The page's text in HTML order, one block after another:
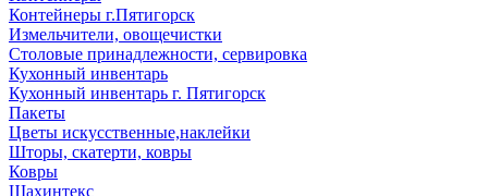
Контейнеры г.Пятигорск
Измельчители, овощечистки
Столовые принадлежности, сервировка
Кухонный инвентарь
Кухонный инвентарь г. Пятигорск
Пакеты
Цветы искусственные,наклейки
Шторы, скатерти, ковры
Ковры
Шахинтекс